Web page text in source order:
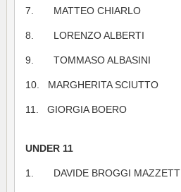
7. MATTEO CHIARLO
8. LORENZO ALBERTI
9. TOMMASO ALBASINI
10. MARGHERITA SCIUTTO
11. GIORGIA BOERO
UNDER 11
1. DAVIDE BROGGI MAZZETTI